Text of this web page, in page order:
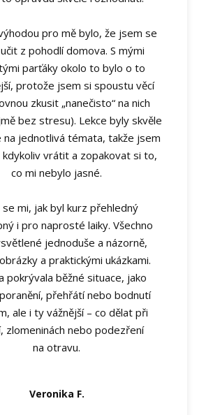
pro mě bylo, že jsem se
z pohodlí domova. S mými
parťáky okolo to bylo o to
protože jsem si spoustu věcí
zkusit „nanečisto“ na nich
bez stresu). Lekce byly skvěle
na jednotlivá témata, takže jsem
kdykoliv vrátit a zopakovat si to,
co mi nebylo jasné.
se mi, jak byl kurz přehledný
i pro naprosté laiky. Všechno
jednoduše a názorně,
a praktickými ukázkami.
pokrývala běžné situace, jako
přehřátí nebo bodnutí
ale i ty vážnější – co dělat při
zlomeninách nebo podezření
na otravu.
Veronika F.